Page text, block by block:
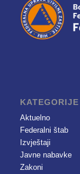
KATEGORIJE
Aktuelno
Federalni štab
Izvještaji
Javne nabavke
Zakoni